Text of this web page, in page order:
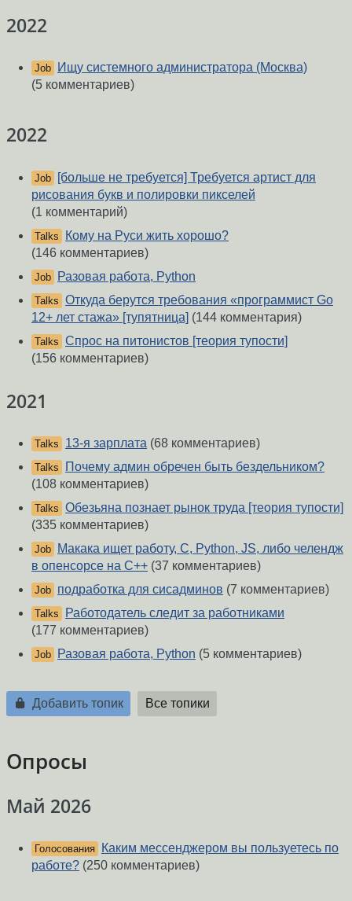
2022
Job
Ищу системного администратора (Москва)
(5 комментариев)
2022
Job
[больше не требуется] Требуется артист для
рисования букв и полировки пикселей
(1 комментарий)
Talks
Кому на Руси жить хорошо?
(146 комментариев)
Job Разовая работа, Python
Talks Откуда берутся требования «программист Go
12+ лет стажа» [тупятница] (144 комментария)
Talks Спрос на питонистов [теория тупости]
(156 комментариев)
2021
Talks 13-я зарплата (68 комментариев)
Talks
Почему админ обречен быть бездельником?
(108 комментариев)
Talks Обезьяна познает рынок труда [теория тупости]
(335 комментариев)
Job
Макака ищет работу, C, Python, JS, либо челендж
в опенсорсе на C++ (37 комментариев)
Job подработка для сисадминов (7 комментариев)
Talks
Работодатель следит за работниками
(177 комментариев)
Job Разовая работа, Python (5 комментариев)
Добавить топик Все топики
Опросы
Май 2026
Голосования
Каким мессенджером вы пользуетесь по
работе? (250 комментариев)